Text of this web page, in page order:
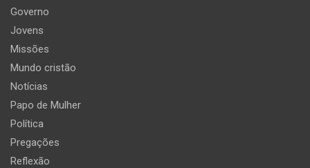
Governo
Jovens
Missões
Mundo cristão
Notícias
Papo de Mulher
Política
Pregações
Reflexão